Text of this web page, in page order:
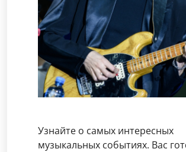
Узнайте о самых интересных
музыкальных событиях. Вас